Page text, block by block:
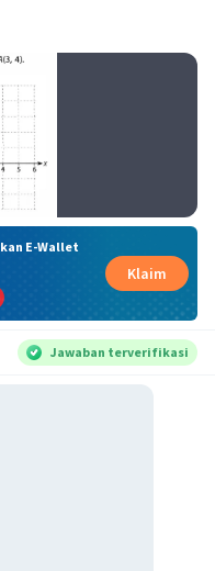
E-Wallet
Klaim
Jawaban terverifikasi